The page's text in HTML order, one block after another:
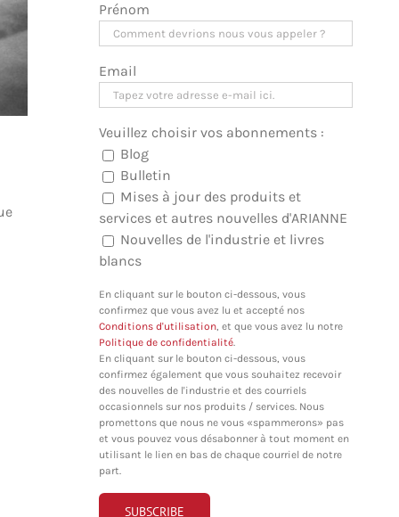
Prénom
Email
Veuillez choisir vos abonnements :
Blog
Bulletin
Mises à jour des produits et
services et autres nouvelles d'ARIANNE
Nouvelles de l'industrie et livres
blancs
En cliquant sur le bouton ci-dessous, vous
confirmez que vous avez lu et accepté nos
Conditions d'utilisation, et que vous avez lu notre
Politique de confidentialité.
En cliquant sur le bouton ci-dessous, vous
confirmez également que vous souhaitez recevoir
des nouvelles de l'industrie et des courriels
occasionnels sur nos produits / services. Nous
promettons que nous ne vous «spammerons» pas
et vous pouvez vous désabonner à tout moment en
utilisant le lien en bas de chaque courriel de notre
part.